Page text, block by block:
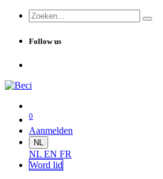
Follow us
0
Aanmelden
NL
NL EN FR
Word lid